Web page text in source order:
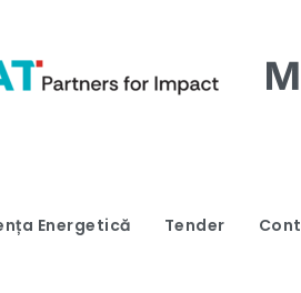
Energetică Tender